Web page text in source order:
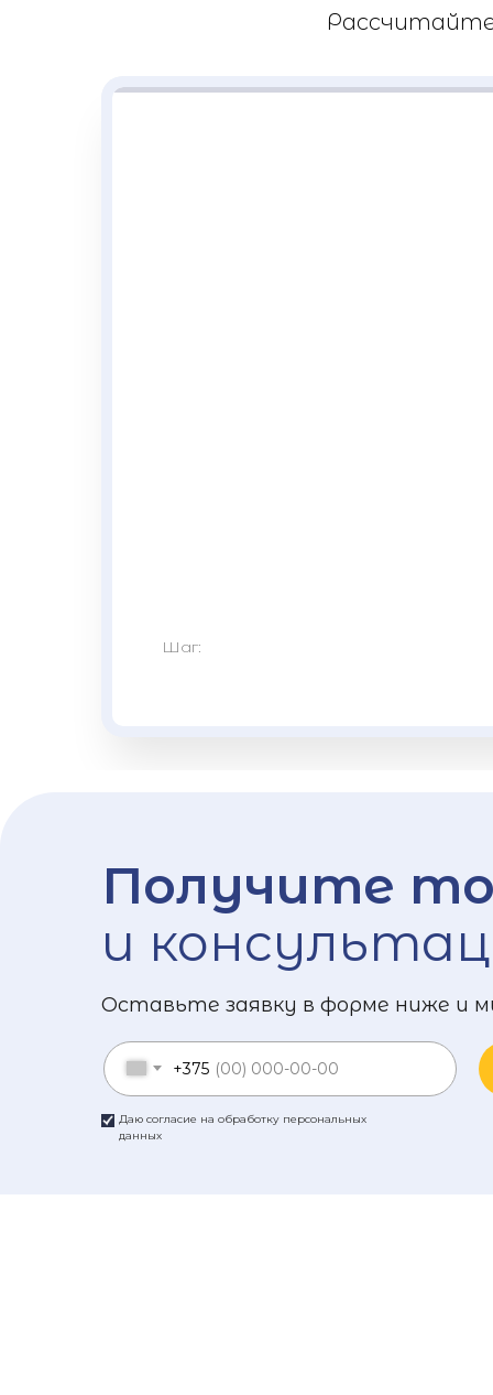
Шаг:
Получите
и
Оставьте заявку в форме ниже и
Даю согласие на обработку персональных
данных
+375